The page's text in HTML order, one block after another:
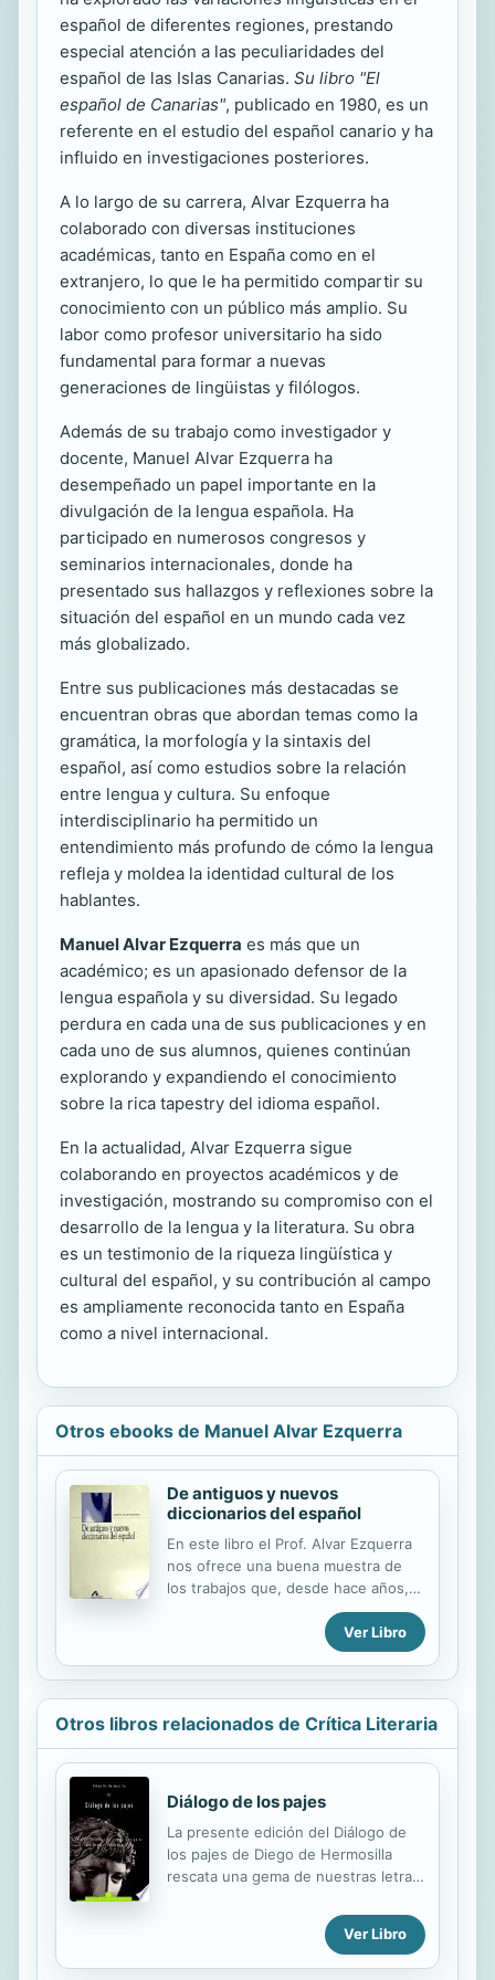
español de diferentes regiones, prestando
especial atención a las peculiaridades del
español de las Islas Canarias. Su libro "El
español de Canarias", publicado en 1980, es un
referente en el estudio del español canario y ha
influido en investigaciones posteriores.
A lo largo de su carrera, Alvar Ezquerra ha
colaborado con diversas instituciones
académicas, tanto en España como en el
extranjero, lo que le ha permitido compartir su
conocimiento con un público más amplio. Su
labor como profesor universitario ha sido
fundamental para formar a nuevas
generaciones de lingüistas y filólogos.
Además de su trabajo como investigador y
docente, Manuel Alvar Ezquerra ha
desempeñado un papel importante en la
divulgación de la lengua española. Ha
participado en numerosos congresos y
seminarios internacionales, donde ha
presentado sus hallazgos y reflexiones sobre la
situación del español en un mundo cada vez
más globalizado.
Entre sus publicaciones más destacadas se
encuentran obras que abordan temas como la
gramática, la morfología y la sintaxis del
español, así como estudios sobre la relación
entre lengua y cultura. Su enfoque
interdisciplinario ha permitido un
entendimiento más profundo de cómo la lengua
refleja y moldea la identidad cultural de los
hablantes.
Manuel Alvar Ezquerra es más que un
académico; es un apasionado defensor de la
lengua española y su diversidad. Su legado
perdura en cada una de sus publicaciones y en
cada uno de sus alumnos, quienes continúan
explorando y expandiendo el conocimiento
sobre la rica tapestry del idioma español.
En la actualidad, Alvar Ezquerra sigue
colaborando en proyectos académicos y de
investigación, mostrando su compromiso con el
desarrollo de la lengua y la literatura. Su obra
es un testimonio de la riqueza lingüística y
cultural del español, y su contribución al campo
es ampliamente reconocida tanto en España
como a nivel internacional.
Otros ebooks de Manuel Alvar Ezquerra
De antiguos y nuevos
diccionarios del español
En este libro el Prof. Alvar Ezquerra
nos ofrece una buena muestra de
los trabajos que, desde hace años,
viene consagrando a los diccionarios
del español, algunos de los cuales
son inéditos. El conjunto de todos
ellos nos muestra la trayectoria de
nuestros repertorios lexicográficos,
y la situación de los estudios que se
hasta los aparecidos en formato
estudios traza la historia de nuestra
trayectoria lexicográfica en su
conjunto, observando los cambios
que se van produciendo con el paso
Ver Libro
Otros libros relacionados de Crítica Literaria
Diálogo de los pajes
La presente edición del Diálogo de
los pajes de Diego de Hermosilla
rescata una gema de nuestras letras
abandonada a la preterición en el
ámbito de los estudios literarios.
Aquí se presenta el producto del
Ver Libro